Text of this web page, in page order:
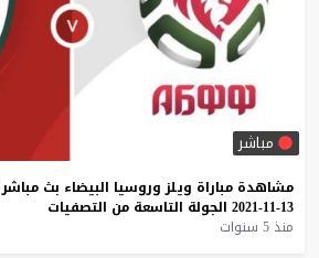
مباشر
مشاهدة مباراة ويلز وروسيا البيضاء بث مباشر
13-11-2021
الجولة التاسعة من التصفيات
منذ 5 سنوات